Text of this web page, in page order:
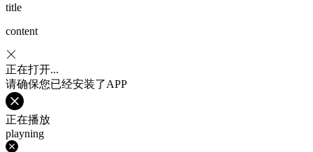
title
content
正在打开...
请确保您已经安装了APP
正在播放
playning